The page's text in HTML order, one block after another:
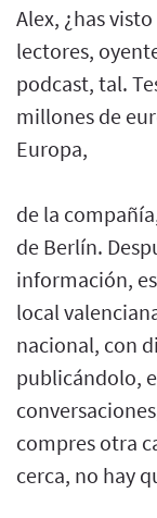
Alex, ¿has
lectores,
podcast, tal.
millones de
Europa,
de la
de Berlín.
información,
local
nacional, con
publicándolo,
compres otra
cerca, no hay